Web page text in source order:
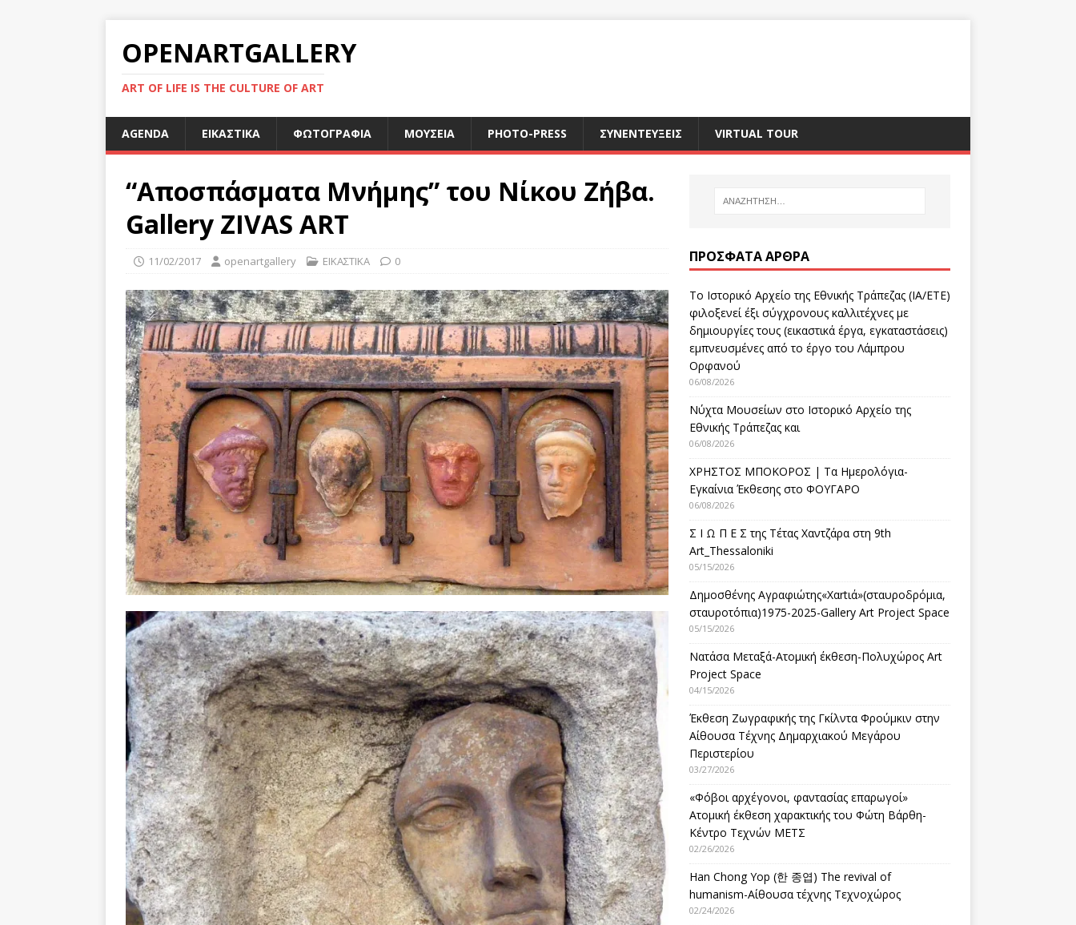
OPENARTGALLERY
ART OF LIFE IS THE CULTURE OF ART
AGENDA ΕΙΚΑΣΤΙΚΑ ΦΩΤΟΓΡΑΦΙΑ ΜΟΥΣΕΙΑ PHOTO-PRESS ΣΥΝΕΝΤΕΥΞΕΙΣ VIRTUAL TOUR
“Αποσπάσματα Μνήμης” του Νίκου Ζήβα.
Gallery ZIVAS ART
11/02/2017 openartgallery ΕΙΚΑΣΤΙΚΑ 0 ΠΡΌΣΦΑΤΑ ΆΡΘΡΑ
Το Ιστορικό Αρχείο της Εθνικής Τράπεζας (ΙΑ/ΕΤΕ)
φιλοξενεί έξι σύγχρονους καλλιτέχνες με
δημιουργίες τους (εικαστικά έργα, εγκαταστάσεις)
εμπνευσμένες από το έργο του Λάμπρου
Ορφανού
06/08/2026
Νύχτα Μουσείων στο Ιστορικό Αρχείο της
Εθνικής Τράπεζας και
06/08/2026
ΧΡΗΣΤΟΣ ΜΠΟΚΟΡΟΣ | Τα Ημερολόγια-
Εγκαίνια Έκθεσης στο ΦΟΥΓΑΡΟ
06/08/2026
Σ Ι Ω Π Ε Σ της Τέτας Χαντζάρα στη 9th
Art_Thessaloniki
05/15/2026
Δημοσθένης Αγραφιώτης«Xαrtιά»(σταυροδρόμια,
σταυροτόπια)1975-2025-Gallery Art Project Space
05/15/2026
Νατάσα Μεταξά-Ατομική έκθεση-Πολυχώρος Art
Project Space
04/15/2026
Έκθεση Ζωγραφικής της Γκίλντα Φρούμκιν στην
Αίθουσα Τέχνης Δημαρχιακού Μεγάρου
Περιστερίου
03/27/2026
«Φόβοι αρχέγονοι, φαντασίας επαρωγοί»
Ατομική έκθεση χαρακτικής του Φώτη Βάρθη-
Κέντρο Τεχνών ΜΕΤΣ
02/26/2026
Han Chong Yop (한 종엽) The revival of
humanism-Αίθουσα τέχνης Τεχνοχώρος
02/24/2026